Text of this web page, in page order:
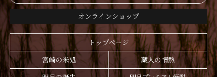
オンラインショップ
トップページ
宮崎の米処
蔵人の情熱